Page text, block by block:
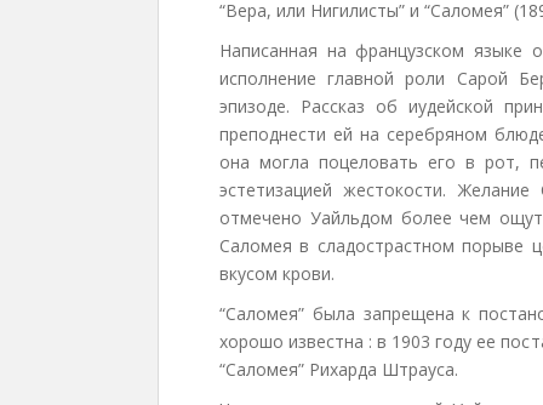
“Вера, или Нигилисты” и “Саломея”
Написанная на французском языке
исполнение главной роли Сарой
эпизоде. Рассказ об иудейской
преподнести ей на серебряном
она могла поцеловать его в рот,
эстетизацией жестокости.
отмечено Уайльдом более чем
Саломея в сладострастном порыве
вкусом крови.
“Саломея” была запрещена к
хорошо известна : в 1903 году ее
“Саломея” Рихарда Штрауса.